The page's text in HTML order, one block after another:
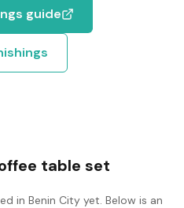
guide
table set
in Benin City yet. Below is an